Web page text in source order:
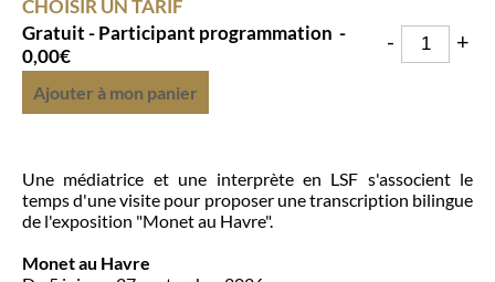
CHOISIR UN TARIF
Gratuit - Participant programmation -
0,00€
- +
Ajouter à mon panier
Une médiatrice et une interprète en LSF s'associent le
temps d'une visite pour proposer une transcription bilingue
de l'exposition "Monet au Havre".
Monet au Havre